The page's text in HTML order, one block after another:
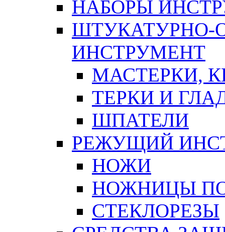
НАБОРЫ
ШТУКАТУРНО-
ИНСТРУМЕНТ
МАСТЕРКИ,
ТЕРКИ И
ШПАТЕЛИ
РЕЖУЩИЙ
НОЖИ
НОЖНИЦЫ
СТЕКЛОРЕЗЫ